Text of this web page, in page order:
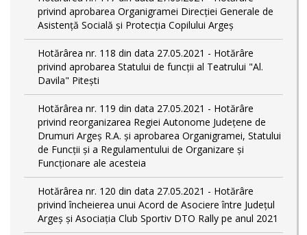
privind aprobarea Organigramei Direcției Generale de
Asistență Socială și Protecția Copilului Argeș
Hotărârea nr. 118 din data 27.05.2021 - Hotărâre
privind aprobarea Statului de funcții al Teatrului "Al.
Davila" Pitești
Hotărârea nr. 119 din data 27.05.2021 - Hotărâre
privind reorganizarea Regiei Autonome Județene de
Drumuri Argeş R.A. și aprobarea Organigramei, Statului
de Funcţii și a Regulamentului de Organizare și
Funcționare ale acesteia
Hotărârea nr. 120 din data 27.05.2021 - Hotărâre
privind încheierea unui Acord de Asociere între Județul
Argeș și Asociația Club Sportiv DTO Rally pe anul 2021